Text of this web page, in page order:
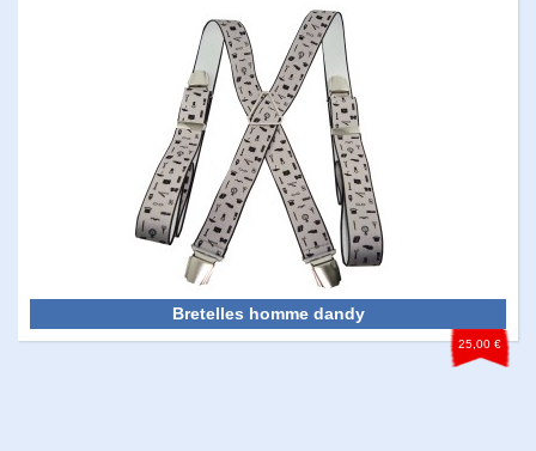
Bretelles homme dandy
25,00 €